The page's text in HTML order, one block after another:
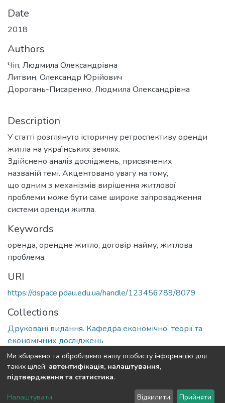
Date
2018
Authors
Чіп, Людмила Олександрівна
Литвин, Олександр Юрійович
Дорогань-Писаренко, Людмила Олександрівна
Description
У статті розглянуто історичну ретроспективу оренди
житла на українських землях.
Здійснено аналіз досліджень, присвячених
названій темі. Акцентовано увагу на тому,
що одним з механізмів вирішення житлової
проблеми може бути саме широке запровадження
системи оренди житла.
Keywords
оренда, орендне житло, договір найму, житлова
проблема.
URI
https://dspace.pdau.edu.ua/handle/123456789/8079
Collections
Друковані видання. Кафедра економічної теорії та
економічних досліджень
Full item page
DSpace software copyright © 2002-2026 LYRASIS
Ми збираємо та обробляємо вашу особисту інформацію для
таких цілей: автентифікація, налаштування,
підтвердження та статистика.
Налаштувати Відхилити Прийняти